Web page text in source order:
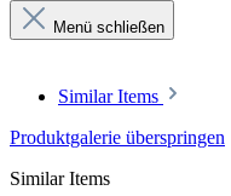
Menü schließen
Similar Items
Produktgalerie überspringen
Similar Items